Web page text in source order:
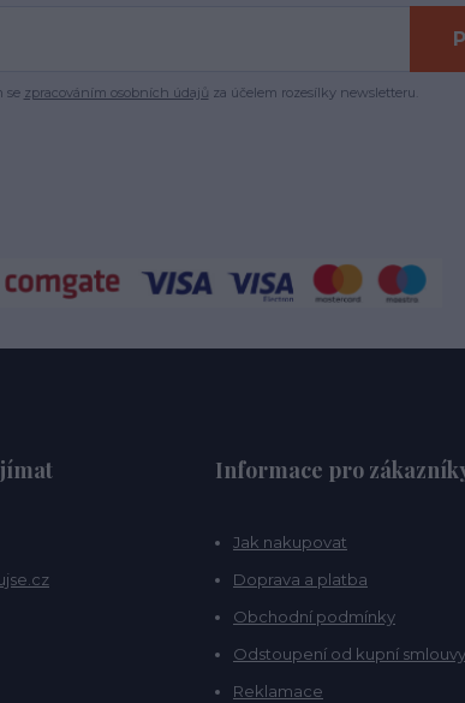
se zpracováním osobních údajů za účelem rozesílky newsletteru.
Informace pro
Jak nakupovat
Doprava a platba
Obchodní podmínky
Odstoupení od kupní smlouvy
Reklamace